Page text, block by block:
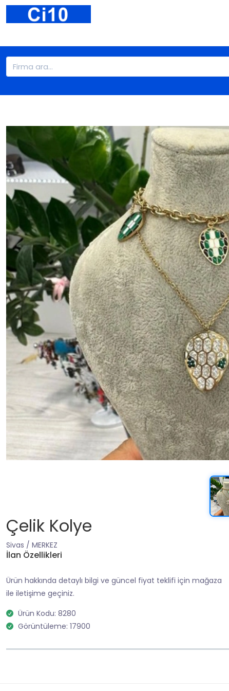
Çelik Kolye
Sivas / MERKEZ
İlan Özellikleri
Ürün hakkında detaylı bilgi ve güncel fiyat teklifi için mağaza
ile iletişime geçiniz.
Ürün Kodu: 8280
Görüntüleme: 17900